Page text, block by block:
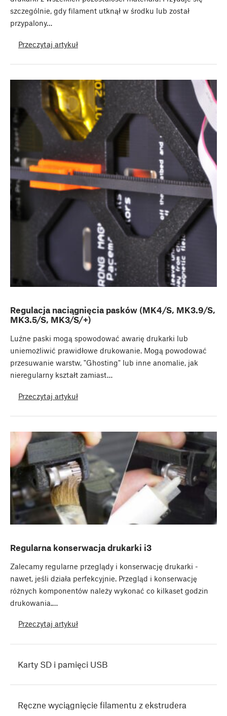
szczególnie, gdy filament utknął w środku lub został
przypalony…
Przeczytaj artykuł
Regulacja naciągnięcia pasków (MK4/S, MK3.9/S,
MK3.5/S, MK3/S/+)
Luźne paski mogą spowodować awarię drukarki lub
uniemożliwić prawidłowe drukowanie. Mogą powodować
przesuwanie warstw, "Ghosting" lub inne anomalie, jak
nieregularny kształt zamiast…
Przeczytaj artykuł
Regularna konserwacja drukarki i3
Zalecamy regularne przeglądy i konserwację drukarki -
nawet, jeśli działa perfekcyjnie. Przegląd i konserwację
różnych komponentów należy wykonać co kilkaset godzin
drukowania.…
Przeczytaj artykuł
Karty SD i pamięci USB
Ręczne wyciągnięcie filamentu z ekstrudera